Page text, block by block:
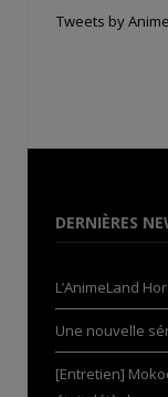
Tweets by
DERNIÈRES
L’AnimeLand
Une nouvelle
[Entretien]